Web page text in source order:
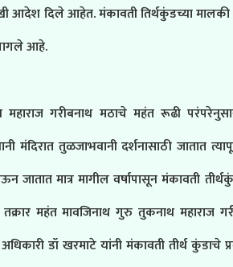
आदेश दिले आहेत. मंकावती तिर्थकुंडच्या
आहे.
गरीबनाथ मठाचे महंत रूढी
तुळजाभवानी दर्शनासाठी जातात
मात्र मागील वर्षापासून मंकावती
महंत मावजिनाथ गुरु तुकनाथ महाराज
डॉ खरमाटे यांनी मंकावती तीर्थ